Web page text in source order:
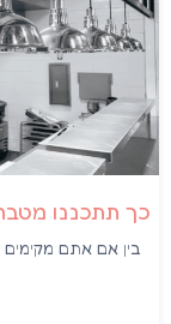
כך תתכננו
בין אם אתם